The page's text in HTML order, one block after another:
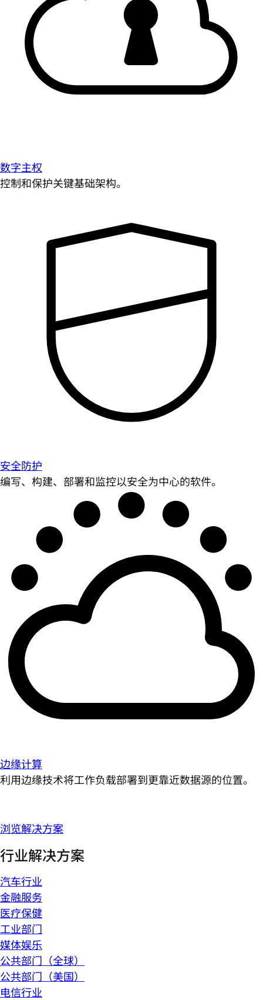
数字主权
控制和保护关键基础架构。
安全防护
编写、构建、部署和监控以安全为中心的软件。
边缘计算
利用边缘技术将工作负载部署到更靠近数据源的位置。
浏览解决方案
行业解决方案
汽车行业
金融服务
医疗保健
工业部门
媒体娱乐
公共部门（全球）
公共部门（美国）
电信行业